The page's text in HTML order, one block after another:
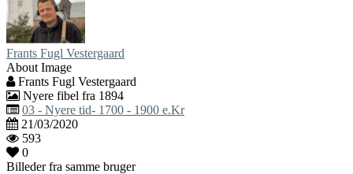
Frants Fugl Vestergaard
About Image
Frants Fugl Vestergaard
Nyere fibel fra 1894
03 - Nyere tid- 1700 - 1900 e.Kr
21/03/2020
593
0
Billeder fra samme bruger